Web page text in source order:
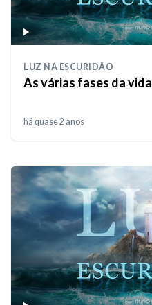
LUZ NA ESCURIDÃO
As várias fases da vida
há quase 2 anos